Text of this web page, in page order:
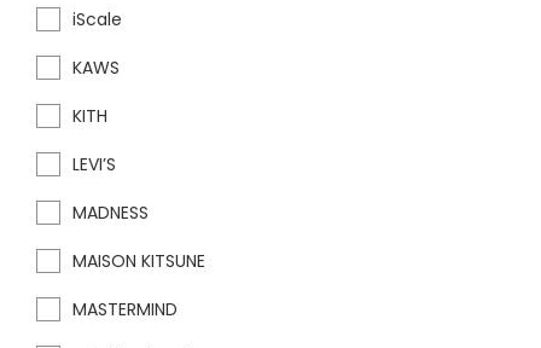
iScale
KAWS
KITH
LEVI’S
MADNESS
MAISON KITSUNE
MASTERMIND